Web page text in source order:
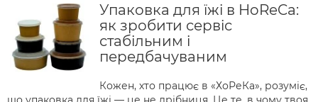
Упаковка для їжі в HoReCa:
як зробити сервіс
стабільним і
передбачуваним
Кожен, хто працює в «ХоРеКа», розуміє,